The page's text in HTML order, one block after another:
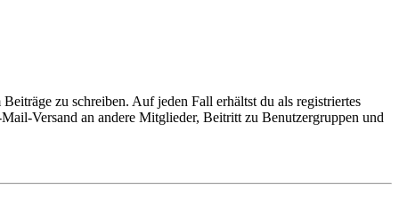
zu schreiben. Auf jeden Fall erhältst du als registriertes
Versand an andere Mitglieder, Beitritt zu Benutzergruppen und